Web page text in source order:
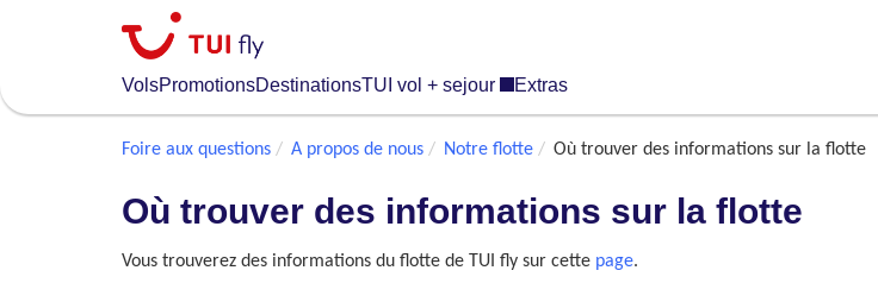
content
VolsPromotionsDestinationsTUI vol + sejour Extras
Foire aux questions A propos de nous Notre flotte Où trouver des informations sur la flotte
Où trouver des informations sur la flotte
Vous trouverez des informations du flotte de TUI fly sur cette page.